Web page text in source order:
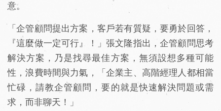
意。
「企管顧問提出方案，客戶若有質疑，要勇於回答，
『這麼做一定可行』！」張文隆指出，企管顧問思考
解決方案，乃是找尋最佳方案，無須設想多種可能
性，浪費時間與力氣，「企業主、高階經理人都相當
忙碌，請教企管顧問，要的就是快速解決問題或需
求，而非聊天！」